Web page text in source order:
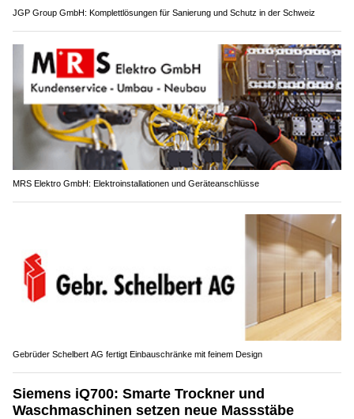
JGP Group GmbH: Komplettlösungen für Sanierung und Schutz in der Schweiz
MRS Elektro GmbH: Elektroinstallationen und Geräteanschlüsse
Gebrüder Schelbert AG fertigt Einbauschränke mit feinem Design
Siemens iQ700: Smarte Trockner und
Waschmaschinen setzen neue Massstäbe